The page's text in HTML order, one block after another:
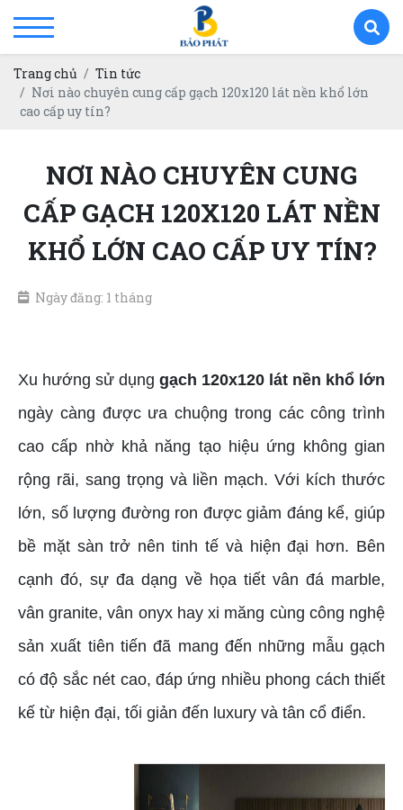
Trang chủ
Tin tức
Nơi nào chuyên cung cấp gạch 120x120 lát nền khổ lớn
cao cấp uy tín?
NƠI NÀO CHUYÊN CUNG
CẤP GẠCH 120X120 LÁT NỀN
KHỔ LỚN CAO CẤP UY TÍN?
Ngày đăng: 1 tháng
Xu hướng sử dụng gạch 120x120 lát nền khổ lớn
ngày càng được ưa chuộng trong các công trình
cao cấp nhờ khả năng tạo hiệu ứng không gian
rộng rãi, sang trọng và liền mạch. Với kích thước
lớn, số lượng đường ron được giảm đáng kể, giúp
bề mặt sàn trở nên tinh tế và hiện đại hơn. Bên
cạnh đó, sự đa dạng về họa tiết vân đá marble,
vân granite, vân onyx hay xi măng cùng công nghệ
sản xuất tiên tiến đã mang đến những mẫu gạch
có độ sắc nét cao, đáp ứng nhiều phong cách thiết
kế từ hiện đại, tối giản đến luxury và tân cổ điển.